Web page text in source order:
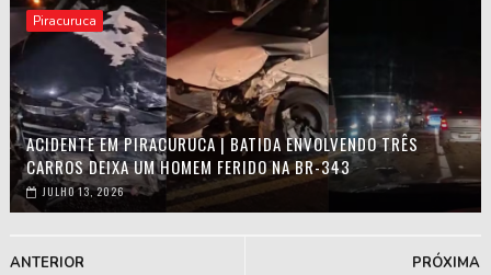
Piracuruca
ACIDENTE EM PIRACURUCA | BATIDA ENVOLVENDO TRÊS
CARROS DEIXA UM HOMEM FERIDO NA BR-343
JULHO 13, 2026
PRÓXIMA
ANTERIOR